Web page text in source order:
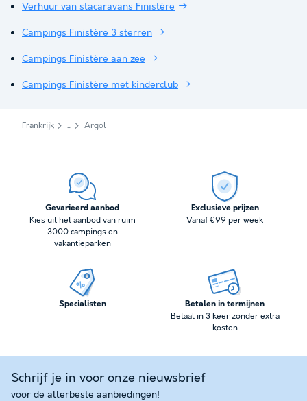
Verhuur van stacaravans Finistère
Campings Finistère 3 sterren
Campings Finistère aan zee
Campings Finistère met kinderclub
Frankrijk Argol
Gevarieerd aanbod
Kies uit het aanbod van ruim
3000 campings en
vakantieparken
Exclusieve prijzen
Vanaf €99 per week
Specialisten Betalen in termijnen
Betaal in 3 keer zonder extra
kosten
Schrijf je in voor onze nieuwsbrief
voor de allerbeste aanbiedingen!